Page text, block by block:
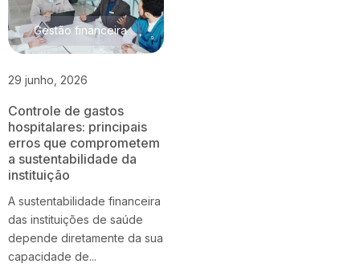
Gestão financeira
29 junho, 2026
Controle de gastos
hospitalares: principais
erros que comprometem
a sustentabilidade da
instituição
A sustentabilidade financeira
das instituições de saúde
depende diretamente da sua
capacidade de...